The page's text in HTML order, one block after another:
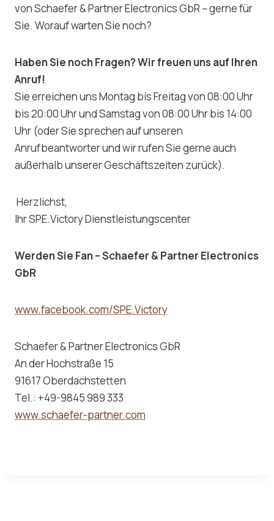
von Schaefer & Partner Electronics GbR – gerne für
Sie. Worauf warten Sie noch?
Haben Sie noch Fragen? Wir freuen uns auf Ihren
Anruf!
Sie erreichen uns Montag bis Freitag von 08:00 Uhr
bis 20:00 Uhr und Samstag von 08:00 Uhr bis 14:00
Uhr (oder Sie sprechen auf unseren
Anrufbeantworter und wir rufen Sie gerne auch
außerhalb unserer Geschäftszeiten zurück).
Herzlichst,
Ihr SPE.Victory Dienstleistungscenter
Werden Sie Fan – Schaefer & Partner Electronics
GbR
www.facebook.com/SPE.Victory
Schaefer & Partner Electronics GbR
An der Hochstraße 15
91617 Oberdachstetten
Tel.: +49-9845 989 333
www.schaefer-partner.com